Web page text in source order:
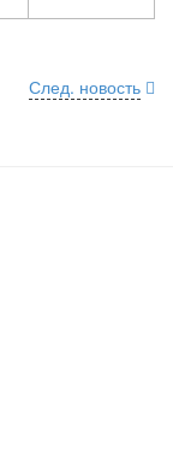
След. новость